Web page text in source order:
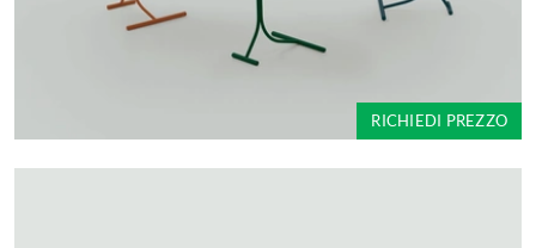
RICHIEDI PREZZO